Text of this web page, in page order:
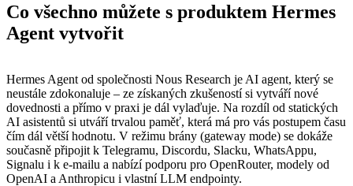
Co všechno můžete s produktem Hermes
Agent vytvořit
Hermes Agent od společnosti Nous Research je AI agent, který se
neustále zdokonaluje – ze získaných zkušeností si vytváří nové
dovednosti a přímo v praxi je dál vylaďuje. Na rozdíl od statických
AI asistentů si utváří trvalou paměť, která má pro vás postupem času
čím dál větší hodnotu. V režimu brány (gateway mode) se dokáže
současně připojit k Telegramu, Discordu, Slacku, WhatsAppu,
Signalu i k e-mailu a nabízí podporu pro OpenRouter, modely od
OpenAI a Anthropicu i vlastní LLM endpointy.